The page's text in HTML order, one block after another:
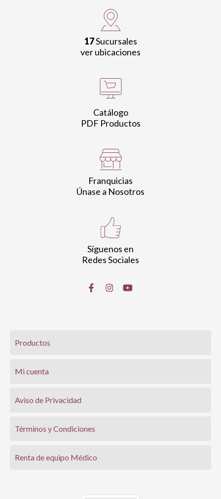
17Sucursales
ver ubicaciones
Catálogo
PDF Productos
Franquicias
Únase a Nosotros
Síguenos en
Redes Sociales
Productos
Mi cuenta
Aviso de Privacidad
Términos y Condiciones
Renta de equipo Médico